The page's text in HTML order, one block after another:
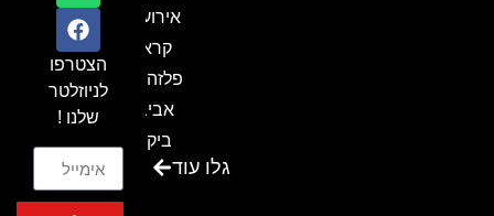
אירועים
קראון
פלזה תל
אביב-
ביקור
בכנסגלו עוד
הצטרפו
לניוזלטר
שלנו !